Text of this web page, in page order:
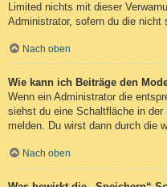
Limited nichts mit dieser
Administrator, sofern du die nicht
Nach oben
Wie kann ich Beiträge den
Wenn ein Administrator die
siehst du eine Schaltfläche in
melden. Du wirst dann durch die
Nach oben